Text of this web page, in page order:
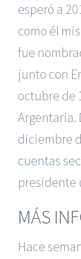
esperó a
como él
fue
junto con
octubre de
Argentaria.
diciembre
cuentas
presidente
MÁS
Hace